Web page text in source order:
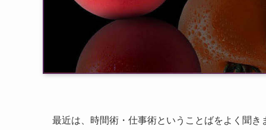
最近は、時間術・仕事術ということばをよく聞き